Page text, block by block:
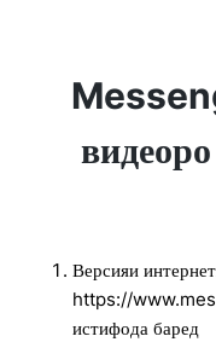
Версияи
https://
истифода баред